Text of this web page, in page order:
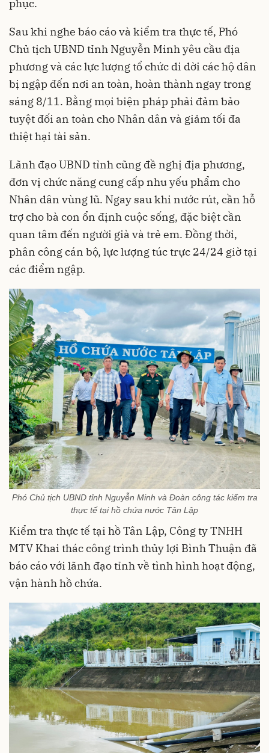
phục.
Sau khi nghe báo cáo và kiểm tra thực tế, Phó
Chủ tịch UBND tỉnh Nguyễn Minh yêu cầu địa
phương và các lực lượng tổ chức di dời các hộ dân
bị ngập đến nơi an toàn, hoàn thành ngay trong
sáng 8/11. Bằng mọi biện pháp phải đảm bảo
tuyệt đối an toàn cho Nhân dân và giảm tối đa
thiệt hại tài sản.
Lãnh đạo UBND tỉnh cũng đề nghị địa phương,
đơn vị chức năng cung cấp nhu yếu phẩm cho
Nhân dân vùng lũ. Ngay sau khi nước rút, cần hỗ
trợ cho bà con ổn định cuộc sống, đặc biệt cần
quan tâm đến người già và trẻ em. Đồng thời,
phân công cán bộ, lực lượng túc trực 24/24 giờ tại
các điểm ngập.
Phó Chủ tịch UBND tỉnh Nguyễn Minh và Đoàn công tác kiểm tra
thực tế tại hồ chứa nước Tân Lập
Kiểm tra thực tế tại hồ Tân Lập, Công ty TNHH
MTV Khai thác công trình thủy lợi Bình Thuận đã
báo cáo với lãnh đạo tỉnh về tình hình hoạt động,
vận hành hồ chứa.